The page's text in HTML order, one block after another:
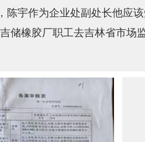
陈宇作为企业处副处长他应
储橡胶厂职工去吉林省市场